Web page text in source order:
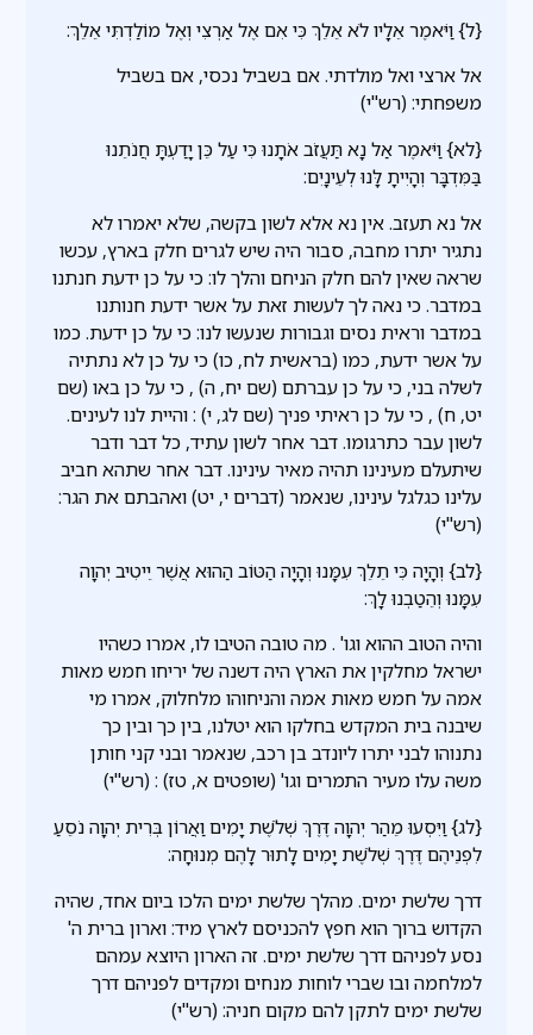
{ל} וַיֹּאמֶר אֵלָיו לֹא אֵלֵךְ כִּי אִם אֶל אַרְצִי וְאֶל מוֹלַדְתִּי אֵלֵךְ:
אל ארצי ואל מולדתי. אם בשביל נכסי, אם בשביל
משפחתי: (רש"י)
{לא} וַיֹּאמֶר אַל נָא תַּעֲזֹב אֹתָנוּ כִּי עַל כֵּן יָדַעְתָּ חֲנֹתֵנוּ
בַּמִּדְבָּר וְהָיִיתָ לָּנוּ לְעֵינָיִם:
אל נא תעזב. אין נא אלא לשון בקשה, שלא יאמרו לא
נתגיר יתרו מחבה, סבור היה שיש לגרים חלק בארץ, עכשו
שראה שאין להם חלק הניחם והלך לו: כי על כן ידעת חנתנו
במדבר. כי נאה לך לעשות זאת על אשר ידעת חנותנו
במדבר וראית נסים וגבורות שנעשו לנו: כי על כן ידעת. כמו
על אשר ידעת, כמו (בראשית לח, כו) כי על כן לא נתתיה
לשלה בני, כי על כן עברתם (שם יח, ה) , כי על כן באו (שם
יט, ח) , כי על כן ראיתי פניך (שם לג, י) : והיית לנו לעינים.
לשון עבר כתרגומו. דבר אחר לשון עתיד, כל דבר ודבר
שיתעלם מעינינו תהיה מאיר עינינו. דבר אחר שתהא חביב
עלינו כגלגל עינינו, שנאמר (דברים י, יט) ואהבתם את הגר:
(רש"י)
{לב} וְהָיָה כִּי תֵלֵךְ עִמָּנוּ וְהָיָה הַטּוֹב הַהוּא אֲשֶׁר יֵיטִיב יְהוָה
עִמָּנוּ וְהֵטַבְנוּ לָךְ:
והיה הטוב ההוא וגו' . מה טובה הטיבו לו, אמרו כשהיו
ישראל מחלקין את הארץ היה דשנה של יריחו חמש מאות
אמה על חמש מאות אמה והניחוהו מלחלוק, אמרו מי
שיבנה בית המקדש בחלקו הוא יטלנו, בין כך ובין כך
נתנוהו לבני יתרו ליונדב בן רכב, שנאמר ובני קני חותן
משה עלו מעיר התמרים וגו' (שופטים א, טז) : (רש"י)
{לג} וַיִּסְעוּ מֵהַר יְהוָה דֶּרֶךְ שְׁלֹשֶׁת יָמִים וַאֲרוֹן בְּרִית יְהוָה נֹסֵעַ
לִפְנֵיהֶם דֶּרֶךְ שְׁלֹשֶׁת יָמִים לָתוּר לָהֶם מְנוּחָה:
דרך שלשת ימים. מהלך שלשת ימים הלכו ביום אחד, שהיה
הקדוש ברוך הוא חפץ להכניסם לארץ מיד: וארון ברית ה'
נסע לפניהם דרך שלשת ימים. זה הארון היוצא עמהם
למלחמה ובו שברי לוחות מנחים ומקדים לפניהם דרך
שלשת ימים לתקן להם מקום חניה: (רש"י)